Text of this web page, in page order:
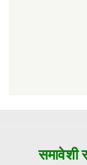
समावेशी